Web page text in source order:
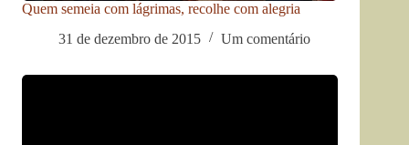
Quem semeia com lágrimas, recolhe com alegria
31 de dezembro de 2015
Um comentário